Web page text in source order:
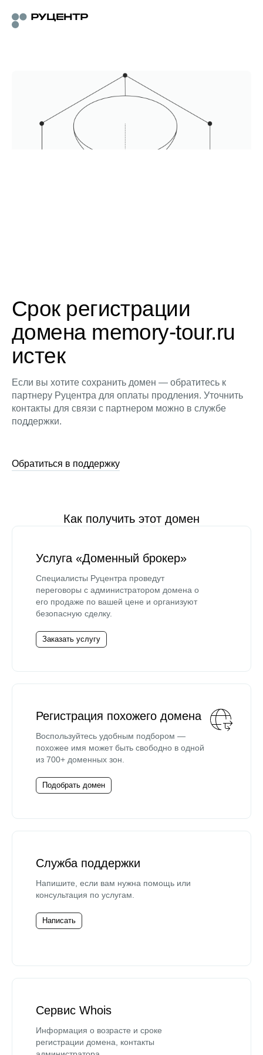
Срок регистрации
домена memory-tour.ru
истек
Если вы хотите сохранить домен — обратитесь к
партнеру Руцентра для оплаты продления. Уточнить
контакты для связи с партнером можно в службе
поддержки.
Обратиться в поддержку
Как получить этот домен
Услуга «Доменный брокер»
Специалисты Руцентра проведут
переговоры с администратором домена о
его продаже по вашей цене и организуют
безопасную сделку.
Заказать услугу
Регистрация похожего домена
Воспользуйтесь удобным подбором —
похожее имя может быть свободно в одной
из 700+ доменных зон.
Подобрать домен
Служба поддержки
Напишите, если вам нужна помощь или
консультация по услугам.
Написать
Сервис Whois
Информация о возрасте и сроке
регистрации домена, контакты